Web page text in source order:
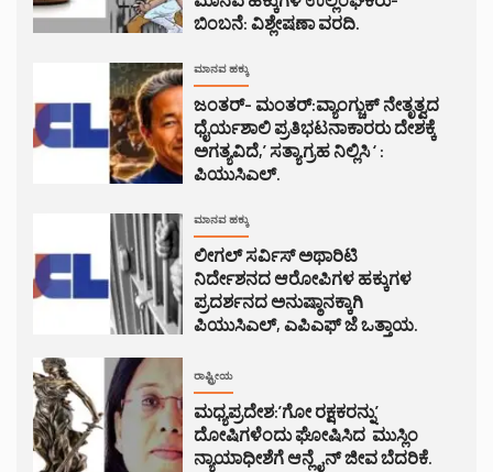
ಬಿಂಬನೆ: ವಿಶ್ಲೇಷಣಾ ವರದಿ.
ಮಾನವ ಹಕ್ಕು
ಜಂತರ್- ಮಂತರ್:ವ್ಯಾಂಗ್ಚುಕ್ ನೇತೃತ್ವದ
ಧೈರ್ಯಶಾಲಿ ಪ್ರತಿಭಟನಾಕಾರರು ದೇಶಕ್ಕೆ
ಅಗತ್ಯವಿದೆ,’ ಸತ್ಯಾಗ್ರಹ ನಿಲ್ಲಿಸಿ ‘ :
ಪಿಯುಸಿಎಲ್.
ಮಾನವ ಹಕ್ಕು
ಲೀಗಲ್ ಸರ್ವಿಸ್ ಅಥಾರಿಟಿ
ನಿರ್ದೇಶನದ ಆರೋಪಿಗಳ ಹಕ್ಕುಗಳ
ಪ್ರದರ್ಶನದ ಅನುಷ್ಠಾನಕ್ಕಾಗಿ
ಪಿಯುಸಿಎಲ್, ಎಪಿಎಫ್ ಜೆ ಒತ್ತಾಯ.
ರಾಷ್ಟ್ರೀಯ
ಮಧ್ಯಪ್ರದೇಶ:’ಗೋ ರಕ್ಷಕರನ್ನು’
ದೋಷಿಗಳೆಂದು ಘೋಷಿಸಿದ ಮುಸ್ಲಿಂ
ನ್ಯಾಯಾಧೀಶೆಗೆ ಆನ್ಲೈನ್ ಜೀವ ಬೆದರಿಕೆ.